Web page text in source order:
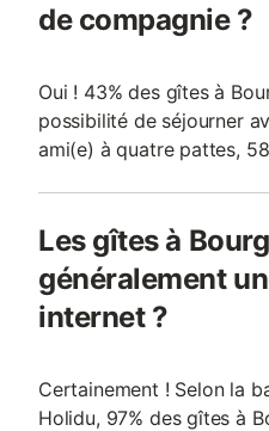
de compagnie ?
Oui ! 43% des gîtes à
possibilité de séjourner
ami(e) à quatre pattes,
Les gîtes à
généralement
internet ?
Certainement ! Selon la
Holidu, 97% des gîtes à